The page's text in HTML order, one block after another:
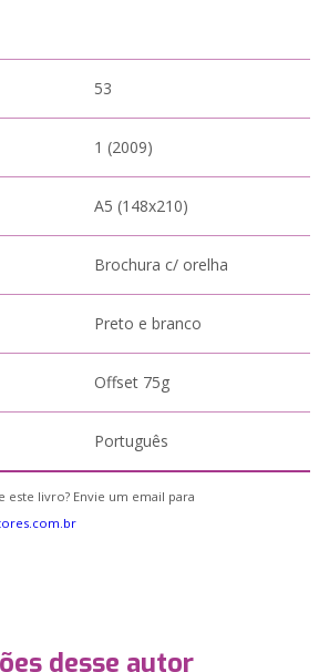
53
1 (2009)
A5 (148x210)
Brochura c/ orelha
Preto e branco
Offset 75g
Português
este livro? Envie um email para
desse autor